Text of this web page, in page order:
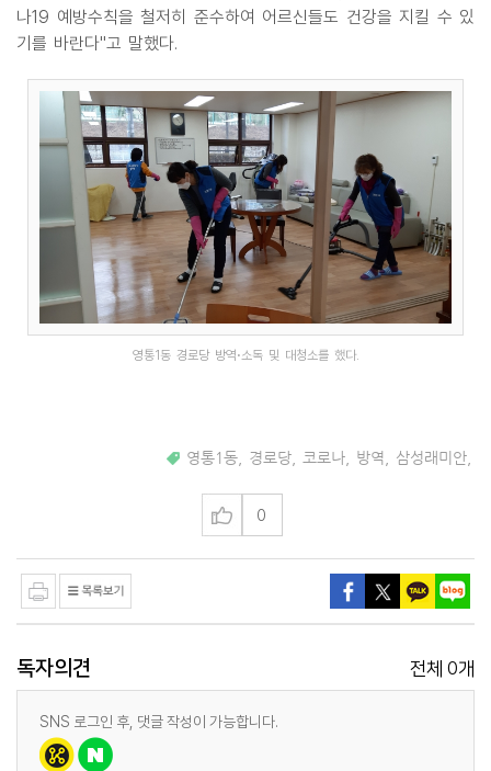
나19 예방수칙을 철저히 준수하여 어르신들도 건강을 지킬 수 있
기를 바란다"고 말했다.
영통1동 경로당 방역⋅소독 및 대청소를 했다.
영통1동 경로당 코로나 방역 삼성래미안
0
독자의견 전체 0개
SNS 로그인 후, 댓글 작성이 가능합니다.